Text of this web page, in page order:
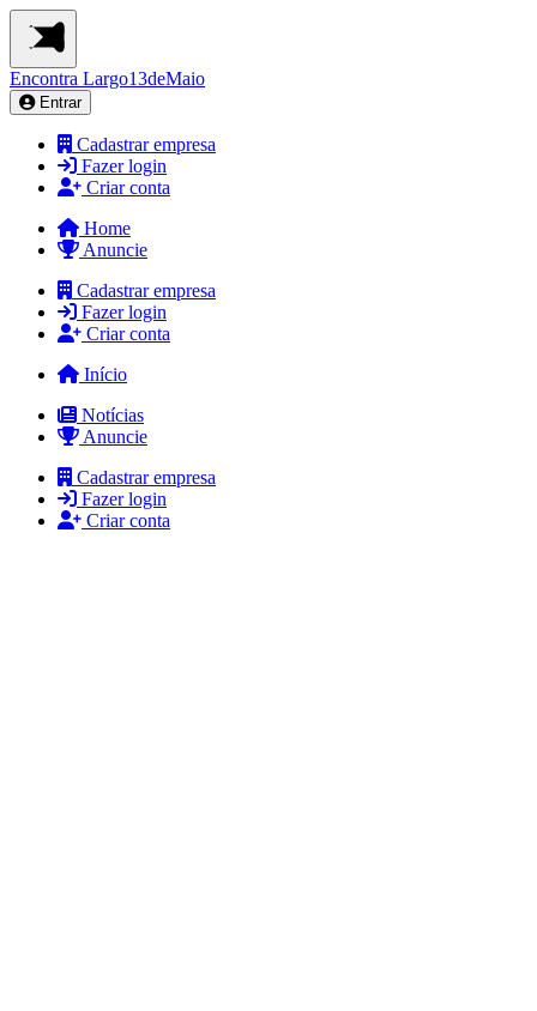
Encontra Largo13deMaio
Entrar
Cadastrar empresa
Fazer login
Criar conta
Home
Anuncie
Cadastrar empresa
Fazer login
Criar conta
Início
Notícias
Anuncie
Cadastrar empresa
Fazer login
Criar conta